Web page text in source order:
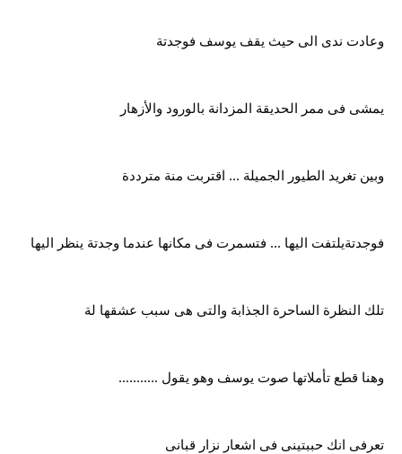
وعادت ندى الى حيث يقف يوسف فوجدتة
يمشى فى ممر الحديقة المزدانة بالورود والأزهار
وبين تغريد الطيور الجميلة ... اقتربت منة مترددة
فوجدتةيلتفت اليها ... فتسمرت فى مكانها عندما وجدتة ينظر اليها
تلك النظرة الساحرة الجذابة والتى هى سبب عشقها لة
وهنا قطع تأملاتها صوت يوسف وهو يقول ...........
تعرفى انك حببتينى فى اشعار نزار قبانى